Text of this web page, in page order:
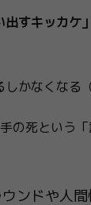
すキッカケ
かなくなる（
の死という「
ンドや人